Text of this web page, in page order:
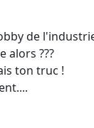
de
alors ???
ton truc !